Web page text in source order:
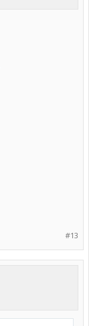
#13